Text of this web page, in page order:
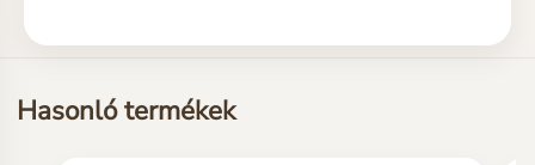
Hasonló termékek